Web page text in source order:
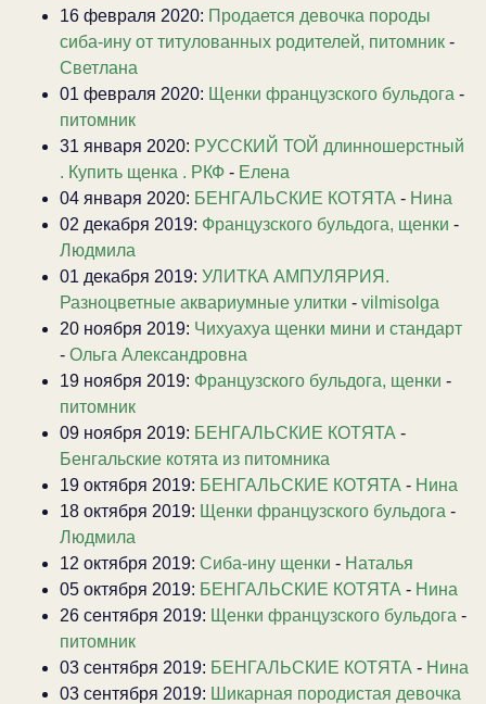
16 февраля 2020: Продается девочка породы
сиба-ину от титулованных родителей, питомник -
Светлана
01 февраля 2020: Щенки французского бульдога -
питомник
31 января 2020: РУССКИЙ ТОЙ длинношерстный
. Купить щенка . РКФ - Елена
04 января 2020: БЕНГАЛЬСКИЕ КОТЯТА - Нина
02 декабря 2019: Французского бульдога, щенки -
Людмила
01 декабря 2019: УЛИТКА АМПУЛЯРИЯ.
Разноцветные аквариумные улитки - vilmisolga
20 ноября 2019: Чихуахуа щенки мини и стандарт
- Ольга Александровна
19 ноября 2019: Французского бульдога, щенки -
питомник
09 ноября 2019: БЕНГАЛЬСКИЕ КОТЯТА -
Бенгальские котята из питомника
19 октября 2019: БЕНГАЛЬСКИЕ КОТЯТА - Нина
18 октября 2019: Щенки французского бульдога -
Людмила
12 октября 2019: Сиба-ину щенки - Наталья
05 октября 2019: БЕНГАЛЬСКИЕ КОТЯТА - Нина
26 сентября 2019: Щенки французского бульдога -
питомник
03 сентября 2019: БЕНГАЛЬСКИЕ КОТЯТА - Нина
03 сентября 2019: Шикарная породистая девочка